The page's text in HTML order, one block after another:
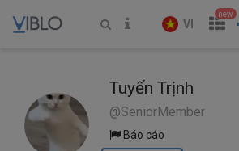
VI
new
Tuyến Trịnh
@SeniorMember
Báo cáo